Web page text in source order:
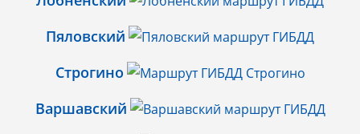
Пяловский
Строгино
Варшавский